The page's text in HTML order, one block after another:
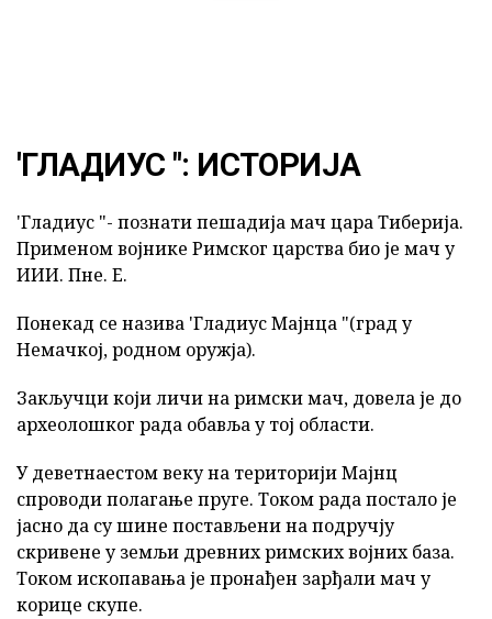
'ГЛАДИУС ": ИСТОРИЈА
'Гладиус "- познати пешадија мач цара Тиберија.
Применом војнике Римског царства био је мач у
ИИИ. Пне. Е.
Понекад се назива 'Гладиус Мајнца "(град у
Немачкој, родном оружја).
Закључци који личи на римски мач, довела је до
археолошког рада обавља у тој области.
У деветнаестом веку на територији Мајнц
спроводи полагање пруге. Током рада постало је
јасно да су шине постављени на подручју
скривене у земљи древних римских војних база.
Током ископавања је пронађен зарђали мач у
корице скупе.